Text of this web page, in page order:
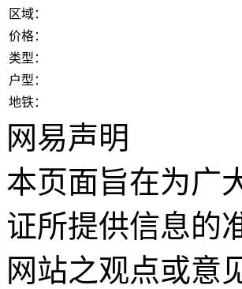
区域：
价格：
类型：
户型：
地铁：
网易声明
本页面旨在为广
证所提供信息的
网站之观点或意